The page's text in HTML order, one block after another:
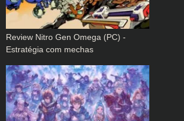
Review Nitro Gen Omega (PC) -
Estratégia com mechas